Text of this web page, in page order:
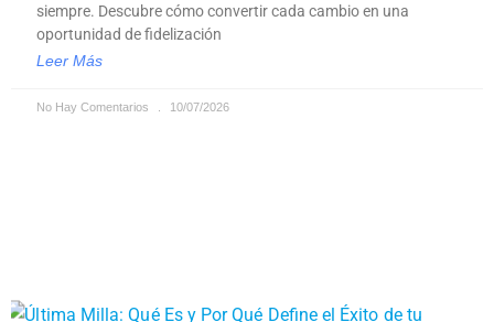
siempre. Descubre cómo convertir cada cambio en una
oportunidad de fidelización
Leer Más
No Hay Comentarios 10/07/2026